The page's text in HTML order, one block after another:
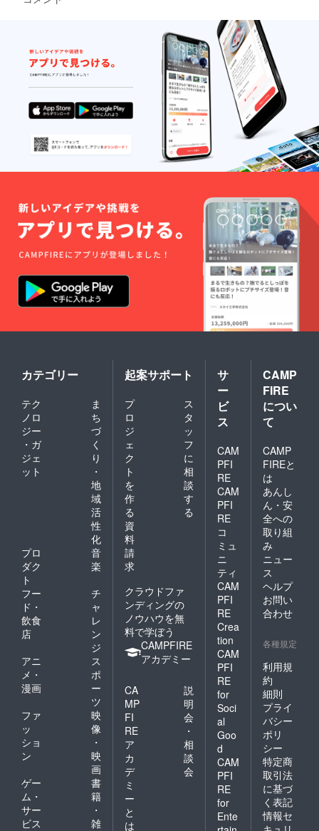
カテゴリー
テク
ノロ
ジー
・ガ
ジェ
ット
ま
ち
づ
く
り
・
地
域
活
性
化
プロ
ダク
ト
音
楽
フー
ド・
飲食
店
チ
ャ
レ
ン
ジ
アニ
メ・
漫画
ス
ポ
ー
ツ
ファ
ッ
ショ
ン
映
像
・
映
画
ゲー
ム・
サー
ビス
書
籍
・
雑
起案サポート
プ
ロ
ジ
ェ
ク
ト
を
作
る
ス
タ
ッ
フ
に
相
談
す
る
資
料
請
求
クラウドファ
ンディングの
ノウハウを無
料で学ぼう
CAMPFIRE
アカデミー
CA
MP
FI
RE
ア
カ
デ
ミ
ー
と
は
説
明
会
・
相
談
会
サ
ー
ビ
ス
CAM
PFI
RE
CAM
PFI
RE
コ
ミュ
ニ
ティ
CAM
PFI
RE
Crea
tion
CAM
PFI
RE
for
Soci
al
Goo
d
CAM
PFI
RE
for
Ente
CAMP
FIRE
につい
て
CAMP
FIREと
は
あんし
ん・安
全への
取り組
み
ニュー
ス
ヘルプ
お問い
合わせ
各種規定
利用規
約
細則
プライ
バシー
ポリ
シー
特定商
取引法
に基づ
く表記
情報セ